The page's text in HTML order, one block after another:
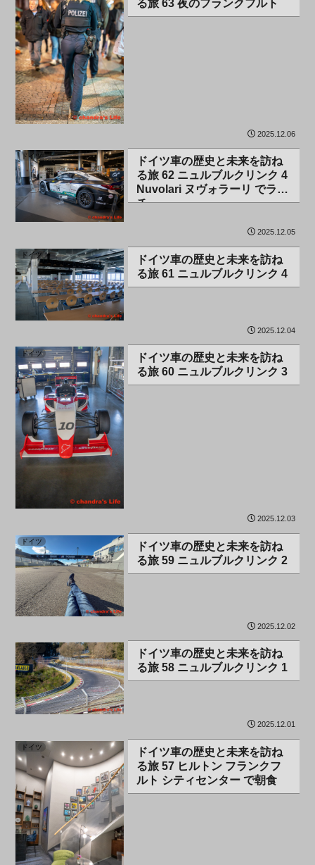
る旅 63 夜のフランクフルト
2025.12.06
ドイツ
ドイツ車の歴史と未来を訪ね
る旅 62 ニュルブルクリンク 4
Nuvolari ヌヴォラーリ でラン
チ
2025.12.05
ドイツ
ドイツ車の歴史と未来を訪ね
る旅 61 ニュルブルクリンク 4
2025.12.04
ドイツ
ドイツ車の歴史と未来を訪ね
る旅 60 ニュルブルクリンク 3
2025.12.03
ドイツ
ドイツ車の歴史と未来を訪ね
る旅 59 ニュルブルクリンク 2
2025.12.02
ドイツ
ドイツ車の歴史と未来を訪ね
る旅 58 ニュルブルクリンク 1
2025.12.01
ドイツ
ドイツ車の歴史と未来を訪ね
る旅 57 ヒルトン フランクフ
ルト シティセンター で朝食